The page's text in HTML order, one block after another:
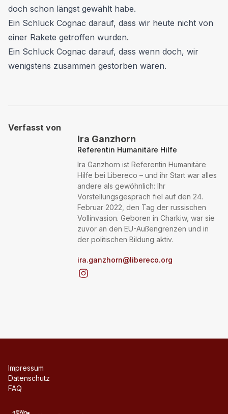
doch schon längst gewählt habe.
Ein Schluck Cognac darauf, dass wir heute nicht von
einer Rakete getroffen wurden.
Ein Schluck Cognac darauf, dass wenn doch, wir
wenigstens zusammen gestorben wären.
Verfasst von
Ira Ganzhorn
Referentin Humanitäre Hilfe
Ira Ganzhorn ist Referentin Humanitäre
Hilfe bei Libereco – und ihr Start war alles
andere als gewöhnlich: Ihr
Vorstellungsgespräch fiel auf den 24.
Februar 2022, den Tag der russischen
Vollinvasion. Geboren in Charkiw, war sie
zuvor an den EU-Außengrenzen und in
der politischen Bildung aktiv.
ira.ganzhorn@libereco.org
Impressum
Datenschutz
FAQ